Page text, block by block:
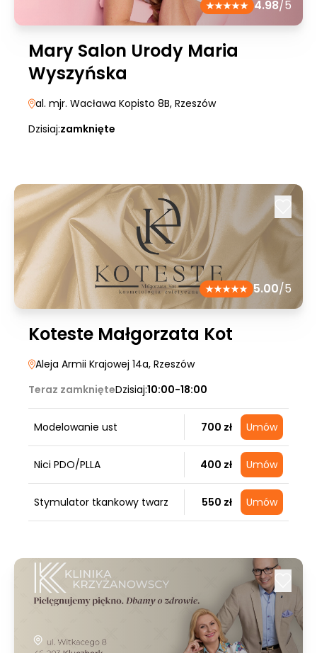
4.98/5
Mary Salon Urody Maria
Wyszyńska
al. mjr. Wacława Kopisto 8B, Rzeszów
Dzisiaj:zamknięte
5.00/5
Koteste Małgorzata Kot
Aleja Armii Krajowej 14a, Rzeszów
Teraz zamknięteDzisiaj:10:00-18:00
Modelowanie ust 700 zł Umów
Nici PDO/PLLA 400 zł Umów
Stymulator tkankowy twarz 550 zł Umów